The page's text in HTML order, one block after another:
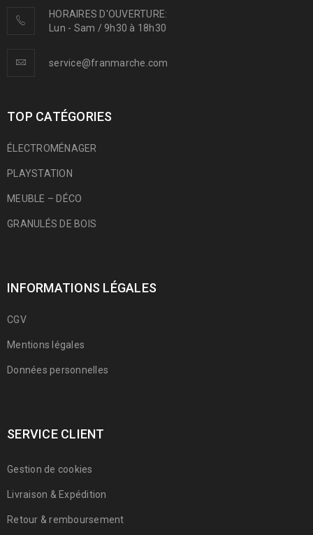
HORAIRES D'OUVERTURE:
Lun - Sam / 9h30 à 18h30
service@franmarche.com
TOP CATÉGORIES
ÉLECTROMÉNAGER
PLAYSTATION
MEUBLE – DÉCO
GRANULÉS DE BOIS
INFORMATIONS LÉGALES
CGV
Mentions légales
Données personnelles
SERVICE CLIENT
Gestion de cookies
Livraison & Expédition
Retour & remboursement